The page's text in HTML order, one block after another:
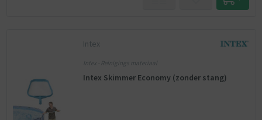
Intex
Intex - Reinigings materiaal
Intex Skimmer Economy (zonder stang)